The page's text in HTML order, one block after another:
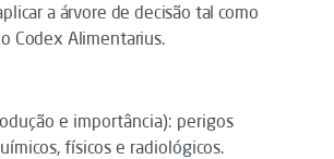
a árvore de decisão tal como
Codex Alimentarius.
e importância): perigos
físicos e radiológicos.